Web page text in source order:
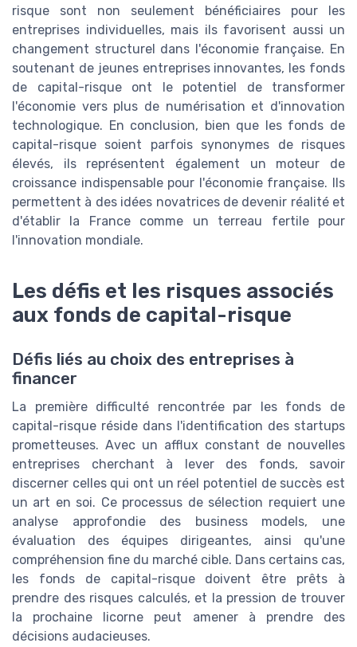
risque sont non seulement bénéficiaires pour les
entreprises individuelles, mais ils favorisent aussi un
changement structurel dans l'économie française. En
soutenant de jeunes entreprises innovantes, les fonds
de capital-risque ont le potentiel de transformer
l'économie vers plus de numérisation et d'innovation
technologique. En conclusion, bien que les fonds de
capital-risque soient parfois synonymes de risques
élevés, ils représentent également un moteur de
croissance indispensable pour l'économie française. Ils
permettent à des idées novatrices de devenir réalité et
d'établir la France comme un terreau fertile pour
l'innovation mondiale.
Les défis et les risques associés
aux fonds de capital-risque
Défis liés au choix des entreprises à
financer
La première difficulté rencontrée par les fonds de
capital-risque réside dans l'identification des startups
prometteuses. Avec un afflux constant de nouvelles
entreprises cherchant à lever des fonds, savoir
discerner celles qui ont un réel potentiel de succès est
un art en soi. Ce processus de sélection requiert une
analyse approfondie des business models, une
évaluation des équipes dirigeantes, ainsi qu'une
compréhension fine du marché cible. Dans certains cas,
les fonds de capital-risque doivent être prêts à
prendre des risques calculés, et la pression de trouver
la prochaine licorne peut amener à prendre des
décisions audacieuses.